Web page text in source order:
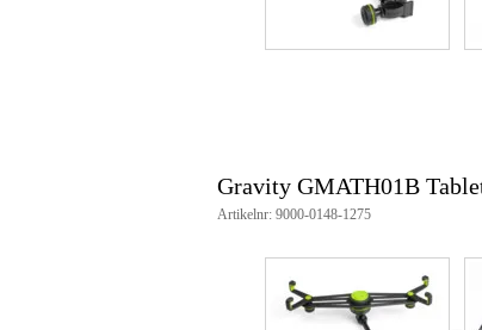
Gewicht: 0,662 kg
Gravity GMATH01B
Artikelnr: 9000-0148-1275